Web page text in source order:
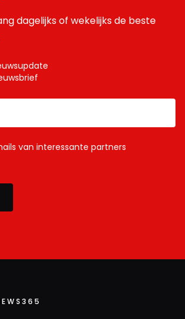
dagelijks of wekelijks de beste
van interessante partners